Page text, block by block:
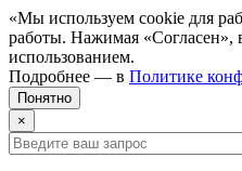
«Мы используем cookie для
работы. Нажимая «Согласен»,
использованием.
Подробнее — в Политике
Понятно
×